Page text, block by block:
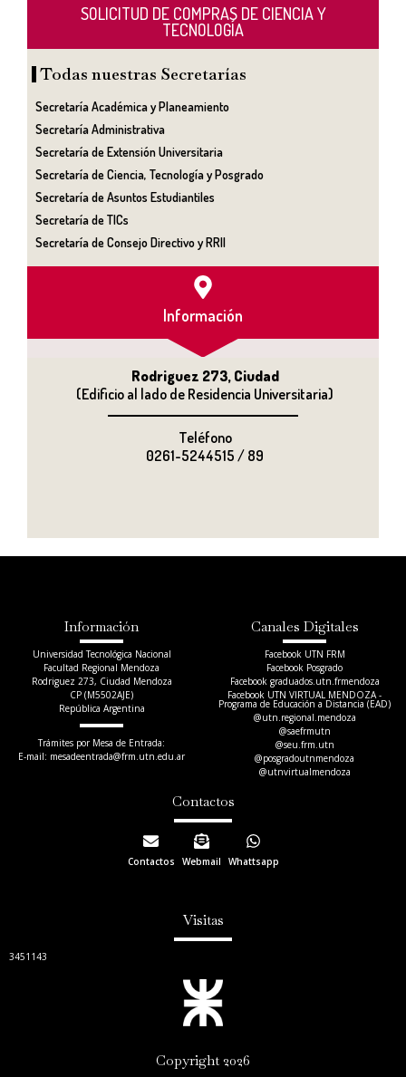
SOLICITUD DE COMPRAS DE CIENCIA Y
TECNOLOGÍA
Todas nuestras Secretarías
Secretaría Académica y Planeamiento
Secretaría Administrativa
Secretaría de Extensión Universitaria
Secretaría de Ciencia, Tecnología y Posgrado
Secretaría de Asuntos Estudiantiles
Secretaría de TICs
Secretaría de Consejo Directivo y RRII
Información
Rodriguez 273, Ciudad
(Edificio al lado de Residencia Universitaria)
Teléfono
0261-5244515 / 89
Información
Universidad Tecnológica Nacional
Facultad Regional Mendoza
Rodriguez 273, Ciudad Mendoza
CP (M5502AJE)
República Argentina
Trámites por Mesa de Entrada:
E-mail: mesadeentrada@frm.utn.edu.ar​
Canales Digitales
Facebook UTN FRM
Facebook Posgrado
Facebook graduados.utn.frmendoza
Facebook UTN VIRTUAL MENDOZA -
Programa de Educación a Distancia (EAD)
@utn.regional.mendoza
@saefrmutn
@seu.frm.utn
@posgradoutnmendoza
@utnvirtualmendoza
Contactos
Contactos Webmail Whattsapp
Visitas
3451143
Copyright 2026